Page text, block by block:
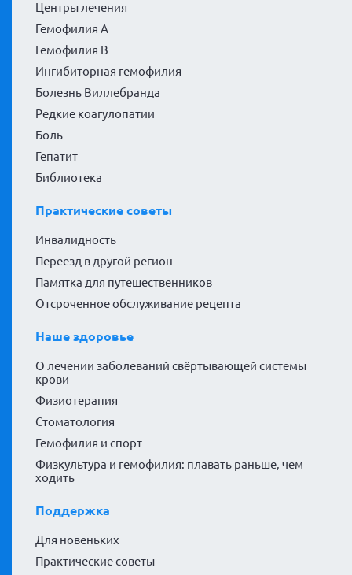
Центры лечения
Гемофилия А
Гемофилия В
Ингибиторная гемофилия
Болезнь Виллебранда
Редкие коагулопатии
Боль
Гепатит
Библиотека
Практические советы
Инвалидность
Переезд в другой регион
Памятка для путешественников
Отсроченное обслуживание рецепта
Наше здоровье
О лечении заболеваний свёртывающей системы
крови
Физиотерапия
Стоматология
Гемофилия и спорт
Физкультура и гемофилия: плавать раньше, чем
ходить
Поддержка
Для новеньких
Практические советы